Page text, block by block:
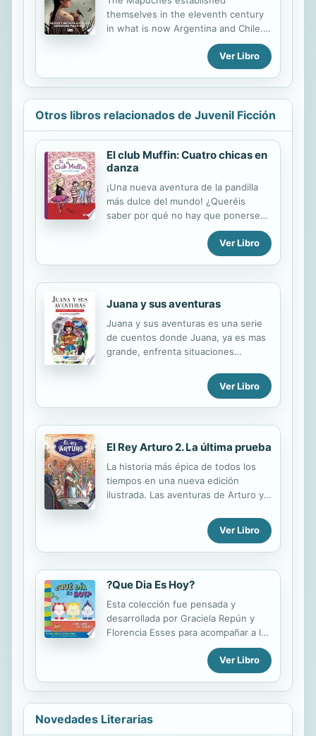
themselves in the eleventh century
in what is now Argentina and Chile.
Their literature is very rich and oral in
nature, which highlights the legends
that speak of their Gods, beliefs,
customs, and stories of their
encounters with enemies.
Ver Libro
Otros libros relacionados de Juvenil Ficción
El club Muffin: Cuatro chicas en
danza
¡Una nueva aventura de la pandilla
más dulce del mundo! ¿Queréis
saber por qué no hay que ponerse
cintas rosas en la frente? Os lo voy a
decir¿ ¡Porque son supercursis!
Sobre todo si, además, llevas un tutú
Muffin ha encontrado el traje de
ballet perfecto, aunque no todo el
pondrá a prueba la amistad entre
Miranda, Lulú, Tamtam y Lin, las
cuatro amigas que forman ese
Ver Libro
Juana y sus aventuras
Juana y sus aventuras es una serie
de cuentos donde Juana, ya es mas
grande, enfrenta situaciones
peligrosas, que siempre logra sortear
de manera ingeniosa, valiente y muy
bien acompañada.
Ver Libro
El Rey Arturo 2. La última prueba
La historia más épica de todos los
tiempos en una nueva edición
ilustrada. Las aventuras de Arturo y
Tras derrotar al Caballero Negro,
Arturo se prepara para la prueba
definitiva: luchar contra el Gigante
será coronado. Pero también deberá
enfrentarse a Morgana, su mayor
enemiga, cuyo único objetivo es
acabar con élsea como sea.
Ver Libro
?Que Dia Es Hoy?
Esta colección fue pensada y
desarrollada por Graciela Repún y
Florencia Esses para acompañar a los
niños en los primeros pasos del
aprendizaje, haciendo hincapié no
sólo en los conceptos básicos sobre
las formas, los tamaños, los
números, los opuestos, p
Ver Libro
Novedades Literarias